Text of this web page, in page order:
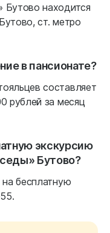
Бутово находится
ст. метро
в пансионате?
составляет
рублей за месяц
экскурсию
Бутово?
бесплатную